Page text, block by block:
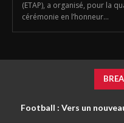
(ETAP), a organisé, pour la
cérémonie en l’honneur...
Football : Vers un